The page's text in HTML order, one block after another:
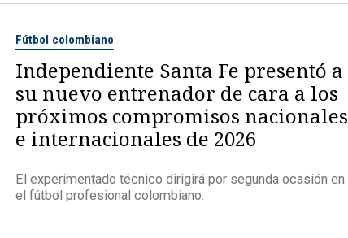
Fútbol colombiano
Independiente Santa Fe presentó a
su nuevo entrenador de cara a los
próximos compromisos nacionales
e internacionales de 2026
El experimentado técnico dirigirá por segunda ocasión en
el fútbol profesional colombiano.